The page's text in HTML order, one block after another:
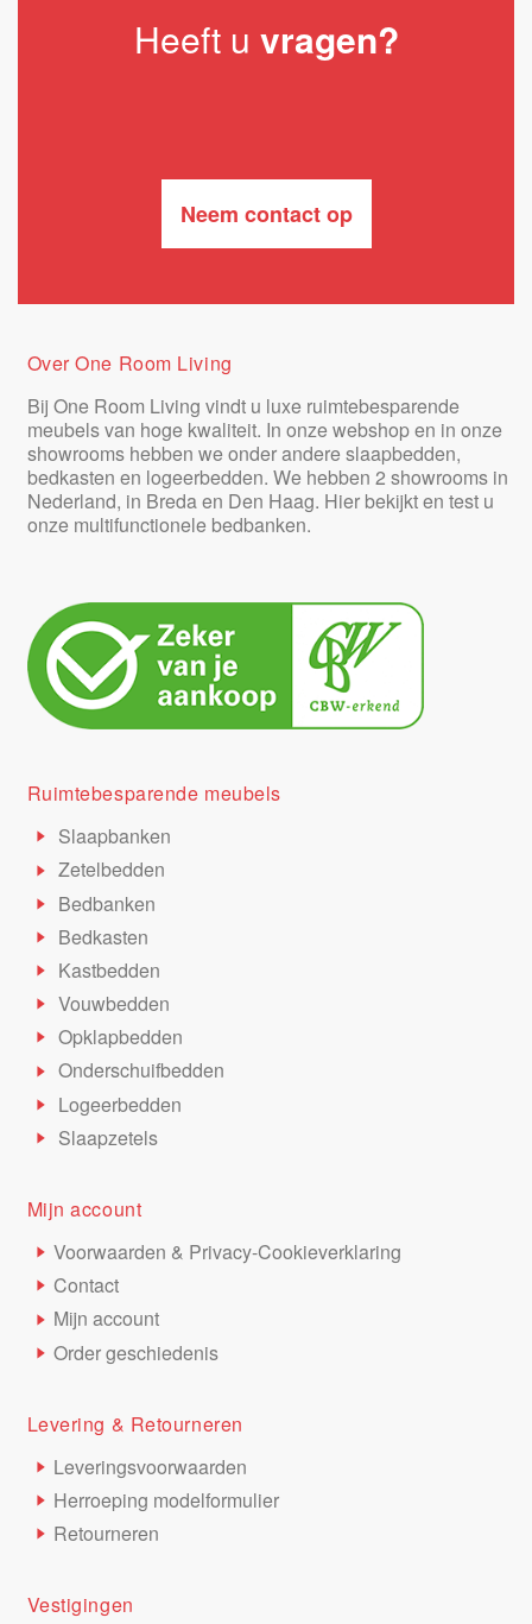
Heeft u vragen?
Neem contact op
Over One Room Living
Bij One Room Living vindt u luxe ruimtebesparende
meubels van hoge kwaliteit. In onze webshop en in onze
showrooms hebben we onder andere slaapbedden,
bedkasten en logeerbedden. We hebben 2 showrooms in
Nederland, in Breda en Den Haag. Hier bekijkt en test u
onze multifunctionele bedbanken.
Ruimtebesparende meubels
Slaapbanken
Zetelbedden
Bedbanken
Bedkasten
Kastbedden
Vouwbedden
Opklapbedden
Onderschuifbedden
Logeerbedden
Slaapzetels
Mijn account
Voorwaarden & Privacy-Cookieverklaring
Contact
Mijn account
Order geschiedenis
Levering & Retourneren
Leveringsvoorwaarden
Herroeping modelformulier
Retourneren
Vestigingen